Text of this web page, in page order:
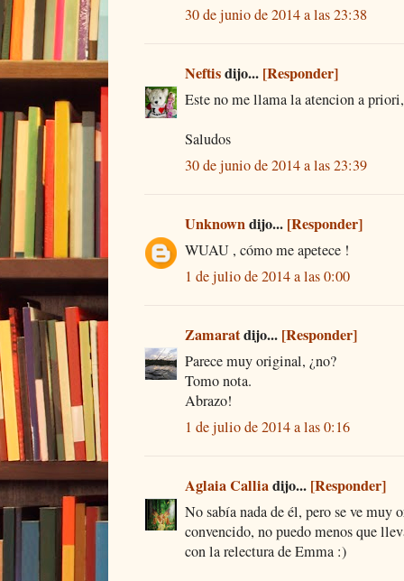
30 de junio de 2014 a las 23:38
Neftisdijo... [Responder]
Este no me llama la atencion a
Saludos
30 de junio de 2014 a las 23:39
Unknowndijo... [Responder]
WUAU , cómo me apetece !
1 de julio de 2014 a las 0:00
Zamaratdijo... [Responder]
Parece muy original, ¿no?
Tomo nota.
Abrazo!
1 de julio de 2014 a las 0:16
Aglaia Calliadijo... [Responder]
No sabía nada de él, pero se ve muy
convencido, no puedo menos que
con la relectura de Emma :)